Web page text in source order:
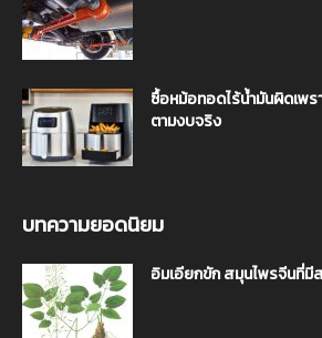
ซื้อหม้อทอดไร้น้ำมันผิดเพ
ตามงบจริง
บทความยอดนิยม
อิมเอียกขัก สมุนไพรจีนที่